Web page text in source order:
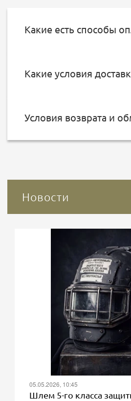
Какие есть способы
Какие условия
Условия возврата и
Новости
05.05.2026, 10:45
Шлем 5-го класса